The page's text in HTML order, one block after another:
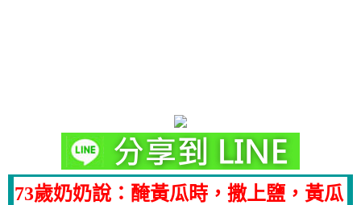
73歲奶奶說：醃黃瓜時，撒上鹽，黃瓜